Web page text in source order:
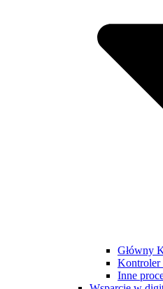
Główny
Kontroler
Inne